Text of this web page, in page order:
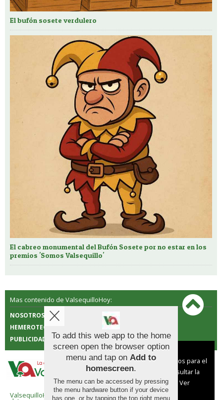
El bufón sosete verdulero
El cabreo monumental del Bufón Sosete por no estar en los
premios 'Somos Valsequillo'
Mas contenido de ValsequilloHoy:
NOSOTROS
CONTACTO
HEMEROTECA
POLÍTICA DE COOKIES
PUBLICIDAD
ValsequilloHoy |Términos de uso|Protección de
To add this web app to the home
screen open the browser option
menu and tap on Add to
homescreen.
The menu can be accessed by pressing
the menu hardware button if your device
has one, or by tapping the top right menu
Aviso sobre el Uso de cookies:
Utilizamos cookies nuestras y de terceros para el
funcionamiento del digital. Puedes consultar la
lista de cookies y como desconectarlas.
Ver
nuestra Política de Privacidad y Cookies